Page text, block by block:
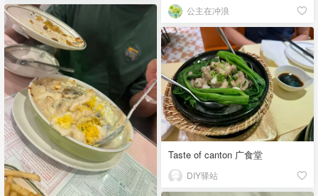
公主在冲浪
Taste of canton 广食堂
DIY驿站